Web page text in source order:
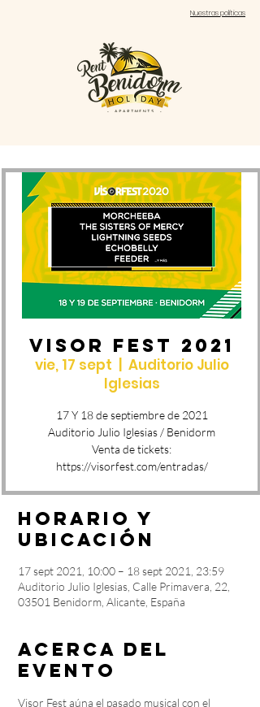
Nuestras políticas
VISOR FEST 2021
vie, 17 sept
Auditorio Julio
Iglesias
17 Y 18 de septiembre de 2021
Auditorio Julio Iglesias / Benidorm
Venta de tickets:
https://visorfest.com/entradas/
Horario y
ubicación
17 sept 2021, 10:00 – 18 sept 2021, 23:59
Auditorio Julio Iglesias, Calle Primavera, 22,
03501 Benidorm, Alicante, España
Acerca del
evento
Visor Fest aúna el pasado musical con el